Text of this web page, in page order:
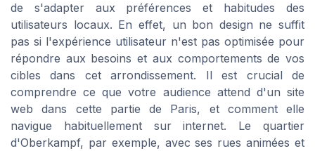
de s'adapter aux préférences et habitudes des
utilisateurs locaux. En effet, un bon design ne suffit
pas si l'expérience utilisateur n'est pas optimisée pour
répondre aux besoins et aux comportements de vos
cibles dans cet arrondissement. Il est crucial de
comprendre ce que votre audience attend d'un site
web dans cette partie de Paris, et comment elle
navigue habituellement sur internet. Le quartier
d'Oberkampf, par exemple, avec ses rues animées et